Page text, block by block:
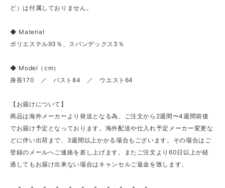
ど）は付属しておりません。
◆ Material
ポリエステル93％、スパンデックス3％
◆ Model（cm）
身長170 ／ バスト84 ／ ウエスト64
【お届けについて】
商品は海外メーカーより発送となる為、ご注文から2週間〜4週間前後
でお届け予定となっております。海外配送や仕入れ予定メーカー変更な
どに伴い出荷まで、3週間以上かかる場合もございます。その場合はご
登録のメールへご連絡を差し上げます。またご注文より60日以上が経
過してもお届け出来ない場合はキャンセルご返金を致します。